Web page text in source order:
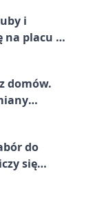
i
na placu w
domów.
do
się